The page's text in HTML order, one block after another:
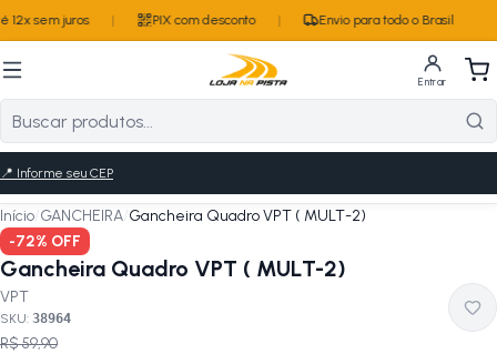
sem juros PIX com desconto Envio para todo o Brasil
Entrar
📍 Informe seu CEP
Início/GANCHEIRA/Gancheira Quadro VPT ( MULT-2)
-72% OFF
Gancheira Quadro VPT ( MULT-2)
VPT
SKU: 38964
R$ 59,90